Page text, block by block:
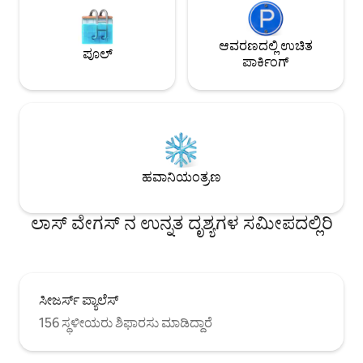
ಪೂಲ್
ಆವರಣದಲ್ಲಿ ಉಚಿತ
ಪಾರ್ಕಿಂಗ್
ಹವಾನಿಯಂತ್ರಣ
ಲಾಸ್ ವೇಗಸ್ ನ ಉನ್ನತ ದೃಶ್ಯಗಳ ಸಮೀಪದಲ್ಲಿರಿ
ಸೀಜರ್ಸ್ ಪ್ಯಾಲೆಸ್
156 ಸ್ಥಳೀಯರು ಶಿಫಾರಸು ಮಾಡಿದ್ದಾರೆ